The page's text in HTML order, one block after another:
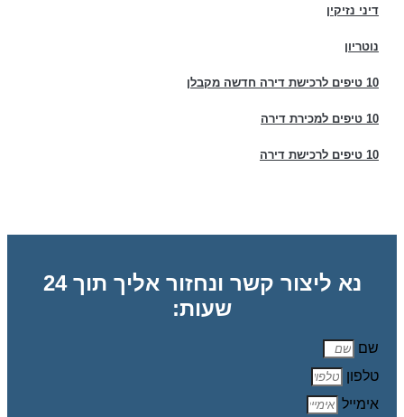
דיני נזיקין
נוטריון
10 טיפים לרכישת דירה חדשה מקבלן
10 טיפים למכירת דירה
10 טיפים לרכישת דירה
נא ליצור קשר ונחזור אליך תוך 24
שעות:
שם
טלפון
אימייל